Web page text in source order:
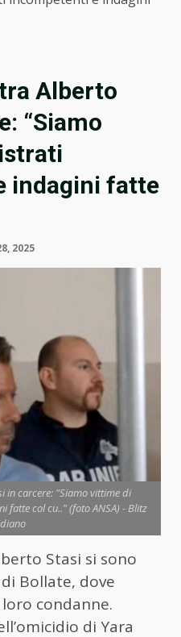
Alberto
“Siamo
indagini fatte
2025
in carcere: "Siamo vittime di
fatte col cu.." (foto ANSA) - Blitz
Stasi si sono
Bollate, dove
condanne.
di Yara